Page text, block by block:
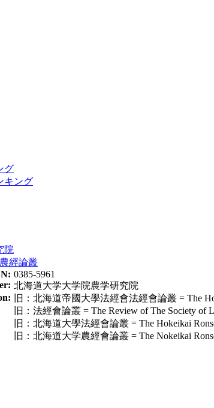
グ
キング
院
經論叢
0385-5961
北海道大学大学院農学研究院
旧：北海道帝國大學法經會法經會論叢 = The
旧：法經會論叢 = The Review of The Society of
旧：北海道大學法經會論叢 = The Hokeikai
旧：北海道大学農經會論叢 = The Nokeikai